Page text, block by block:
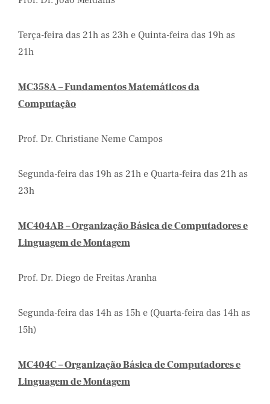
Terça-feira das 21h as 23h e Quinta-feira das 19h as
21h
MC358A – Fundamentos Matemáticos da
Computação
Prof. Dr. Christiane Neme Campos
Segunda-feira das 19h as 21h e Quarta-feira das 21h as
23h
MC404AB – Organização Básica de Computadores e
Linguagem de Montagem
Prof. Dr. Diego de Freitas Aranha
Segunda-feira das 14h as 15h e (Quarta-feira das 14h as
15h)
MC404C – Organização Básica de Computadores e
Linguagem de Montagem